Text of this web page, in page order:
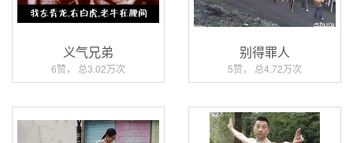
义气兄弟
6赞， 总3.02万次
别得罪人
5赞， 总4.72万次